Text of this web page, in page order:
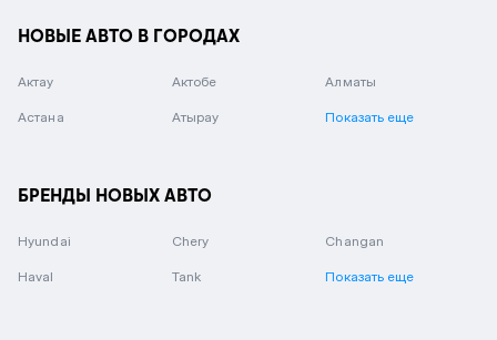
НОВЫЕ АВТО В ГОРОДАХ
Актау Актобе Алматы
Астана Атырау Показать еще
БРЕНДЫ НОВЫХ АВТО
Hyundai Chery Changan
Haval Tank Показать еще